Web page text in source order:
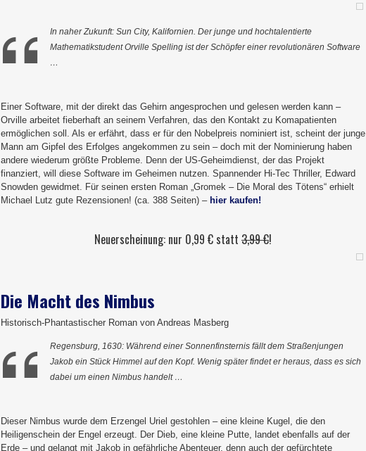
In naher Zukunft: Sun City, Kalifornien. Der junge und hochtalentierte
Mathematikstudent Orville Spelling ist der Schöpfer einer revolutionären Software
…
Einer Software, mit der direkt das Gehirn angesprochen und gelesen werden kann –
Orville arbeitet fieberhaft an seinem Verfahren, das den Kontakt zu Komapatienten
ermöglichen soll. Als er erfährt, dass er für den Nobelpreis nominiert ist, scheint der junge
Mann am Gipfel des Erfolges angekommen zu sein – doch mit der Nominierung haben
andere wiederum größte Probleme. Denn der US-Geheimdienst, der das Projekt
finanziert, will diese Software im Geheimen nutzen. Spannender Hi-Tec Thriller, Edward
Snowden gewidmet. Für seinen ersten Roman „Gromek – Die Moral des Tötens“ erhielt
Michael Lutz gute Rezensionen! (ca. 388 Seiten) – hier kaufen!
Neuerscheinung: nur 0,99 € statt 3,99 €!
Die Macht des Nimbus
Historisch-Phantastischer Roman von Andreas Masberg
Regensburg, 1630: Während einer Sonnenfinsternis fällt dem Straßenjungen
Jakob ein Stück Himmel auf den Kopf. Wenig später findet er heraus, dass es sich
dabei um einen Nimbus handelt …
Dieser Nimbus wurde dem Erzengel Uriel gestohlen – eine kleine Kugel, die den
Heiligenschein der Engel erzeugt. Der Dieb, eine kleine Putte, landet ebenfalls auf der
Erde – und gelangt mit Jakob in gefährliche Abenteuer, denn auch der gefürchtete